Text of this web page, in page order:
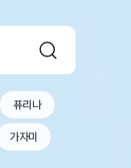
퓨리나
가자미